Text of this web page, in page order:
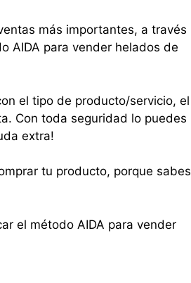
más importantes, a través
AIDA para vender helados de
el tipo de producto/servicio, el
Con toda seguridad lo puedes
extra!
tu producto, porque sabes
el método AIDA para vender